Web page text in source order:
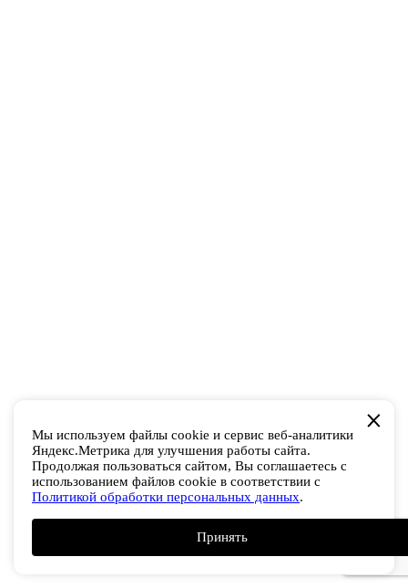
Мы используем файлы cookie и сервис веб-аналитики
Яндекс.Метрика для улучшения работы сайта.
Продолжая пользоваться сайтом, Вы соглашаетесь с
использованием файлов cookie в соответствии с
Политикой обработки персональных данных.
Принять